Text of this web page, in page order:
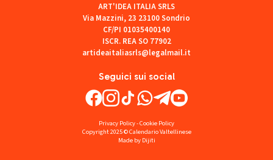
Seguici sui social
ART'IDEA ITALIA SRLS
Via Mazzini, 23 23100 Sondrio
CF/PI 01035400140
ISCR. REA SO 77902
artideaitaliasrls@legalmail.it
Privacy Policy-Cookie Policy
Copyright 2025 © Calendario Valtellinese
Made by Dijiti